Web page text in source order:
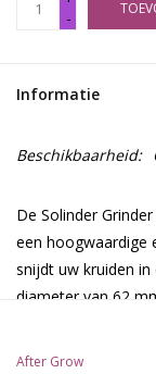
-
Informatie
Beschikbaarheid:
De Solinder
een hoogwaardige
snijdt uw kruiden in
diameter van 62
Afgeronde randen
After Grow